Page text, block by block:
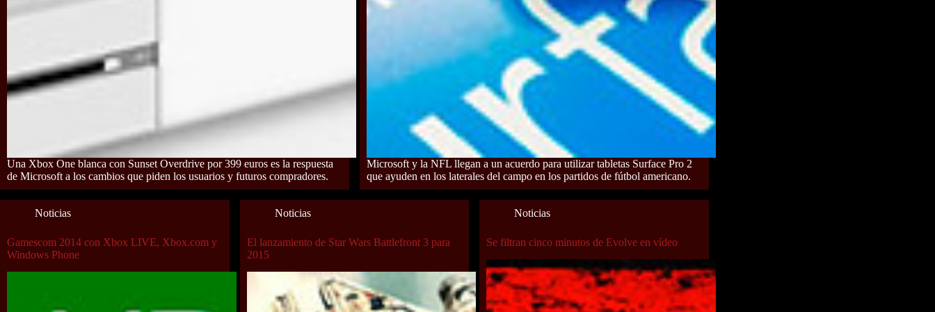
Una Xbox One blanca con Sunset Overdrive por 399 euros es la respuesta
de Microsoft a los cambios que piden los usuarios y futuros compradores.
Microsoft y la NFL llegan a un acuerdo para utilizar tabletas Surface Pro 2
que ayuden en los laterales del campo en los partidos de fútbol americano.
Noticias
Gamescom 2014 con Xbox LIVE, Xbox.com y
Windows Phone
Noticias
El lanzamiento de Star Wars Battlefront 3 para
2015
Noticias
Se filtran cinco minutos de Evolve en vídeo